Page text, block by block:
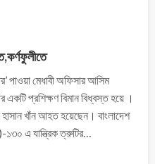
পাওয়া মেধাবী অফিসার আসিম
একটি প্রশিক্ষণ বিমান বিধ্বস্ত হয়ে ।
খাঁন আহত হয়েছেন। বাংলাদেশ
১৩০ এ যান্ত্রিক ত্রুটির…